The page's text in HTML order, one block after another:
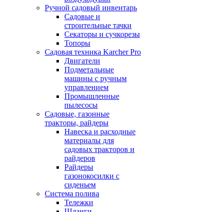
Ручной садовый инвентарь
Садовые и
строительные тачки
Секаторы и сучкорезы
Топоры
Садовая техника Karcher Pro
Двигатели
Подметальные
машины с ручным
управлением
Промышленные
пылесосы
Садовые, газонные
тракторы, райдеры
Навеска и расходные
материалы для
садовых тракторов и
райдеров
Райдеры
газонокосилки с
сиденьем
Система полива
Тележки